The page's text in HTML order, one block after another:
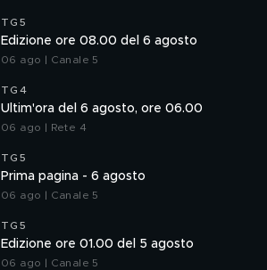
TG5
Edizione ore 08.00 del 6 agosto
06 ago | Canale 5
TG4
Ultim'ora del 6 agosto, ore 06.00
06 ago | Rete 4
TG5
Prima pagina - 6 agosto
06 ago | Canale 5
TG5
Edizione ore 01.00 del 5 agosto
06 ago | Canale 5